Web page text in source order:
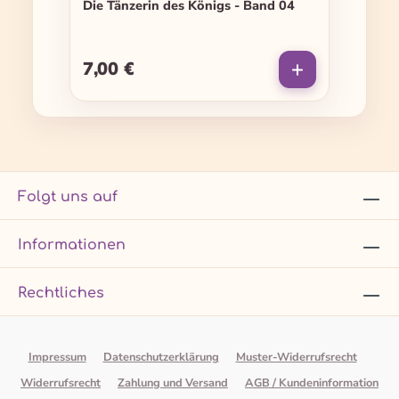
Die Tänzerin des Königs - Band 04
Regulärer Preis:
7,00 €
Folgt uns auf
Informationen
Rechtliches
Impressum Datenschutzerklärung
Muster-Widerrufsrecht
Widerrufsrecht
Zahlung und Versand AGB / Kundeninformation